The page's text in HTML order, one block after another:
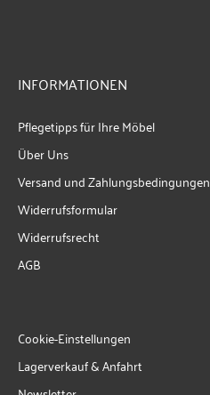
INFORMATIONEN
Pflegetipps für Ihre Möbel
Über Uns
Versand und Zahlungsbedingungen
Widerrufsformular
Widerrufsrecht
AGB
Cookie-Einstellungen
Lagerverkauf & Anfahrt